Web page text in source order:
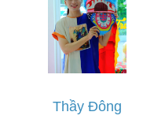
Thầy Đông